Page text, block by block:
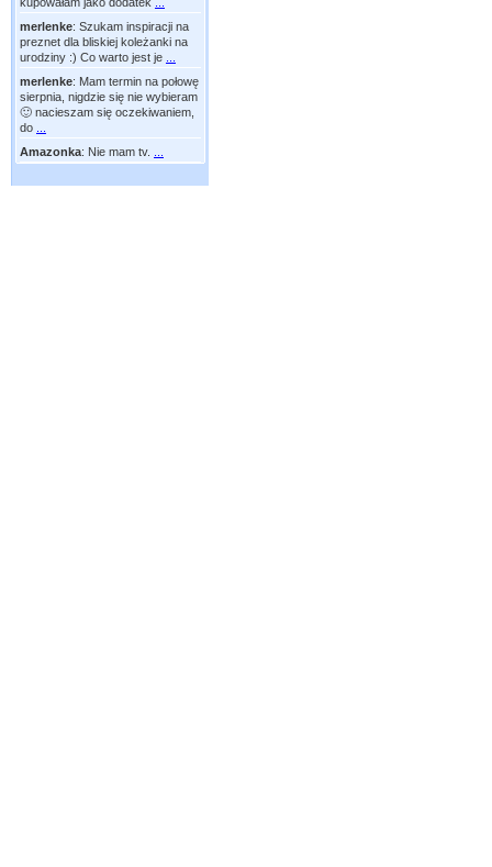
merlenke: Szukam inspiracji na
preznet dla bliskiej koleżanki na
urodziny :) Co warto jest je
merlenke: Mam termin na połowę
sierpnia, nigdzie się nie wybieram
🙂 nacieszam się oczekiwaniem,
do
Amazonka: Nie mam tv.